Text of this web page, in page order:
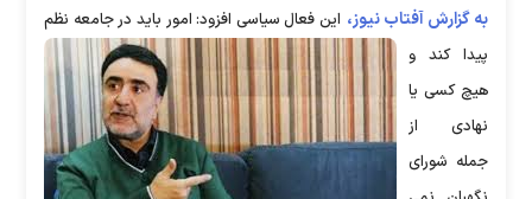
به گزارش آفتاب نیوز، این فعال سیاسی افزود: امور باید در جامعه نظم
پیدا کند و
هیچ کسی یا
نهادی از
جمله شورای